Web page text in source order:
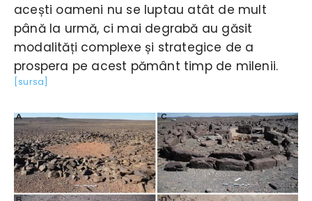
acești oameni nu se luptau atât de mult
până la urmă, ci mai degrabă au găsit
modalități complexe și strategice de a
prospera pe acest pământ timp de milenii.
[sursa]